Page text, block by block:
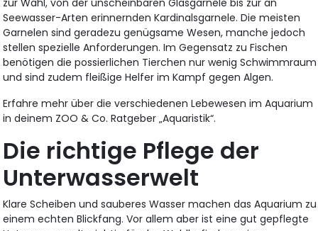
Seewasser-Arten erinnernden Kardinalsgarnele. Die meisten
Garnelen sind geradezu genügsame Wesen, manche jedoch
stellen spezielle Anforderungen. Im Gegensatz zu Fischen
benötigen die possierlichen Tierchen nur wenig Schwimmraum
und sind zudem fleißige Helfer im Kampf gegen Algen.
Erfahre mehr über die verschiedenen Lebewesen im Aquarium
in deinem ZOO & Co. Ratgeber „Aquaristik“.
Die richtige Pflege der
Unterwasserwelt
Klare Scheiben und sauberes Wasser machen das Aquarium zu
einem echten Blickfang. Vor allem aber ist eine gut gepflegte